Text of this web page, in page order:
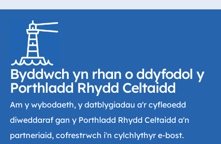
Byddwch yn rhan o ddyfodol y
Porthladd Rhydd Celtaidd
Am y wybodaeth, y datblygiadau a'r cyfleoedd
diweddaraf gan y Porthladd Rhydd Celtaidd a'n
partneriaid, cofrestrwch i'n cylchlythyr e-bost.